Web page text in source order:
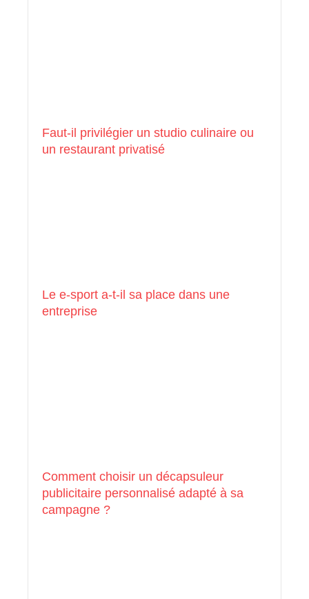
Faut-il privilégier un studio culinaire ou
un restaurant privatisé
Le e-sport a-t-il sa place dans une
entreprise
Comment choisir un décapsuleur
publicitaire personnalisé adapté à sa
campagne ?